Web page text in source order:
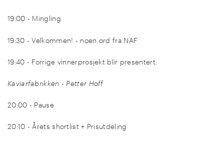
19:00 - Mingling
19:30 - Velkommen! - noen ord fra NAF
19:40 - Forrige vinnerprosjekt blir presentert:
Kaviarfabrikken - Petter Hoff
20:00 - Pause
20:10 - Årets shortlist + Prisutdeling